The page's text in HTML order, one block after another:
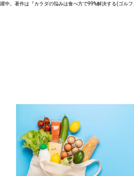
中。著作は『カラダの悩みは食べ方で99%解決する(ゴルフ